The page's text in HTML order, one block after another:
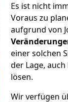
Es ist nicht
Voraus zu
aufgrund von
einer solchen
der Lage,
lösen.
Wir verfügen